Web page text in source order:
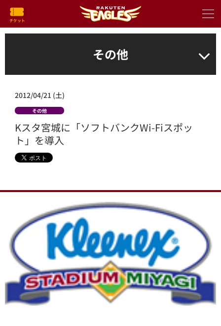
その他
2012/04/21 (土)
その他
Kスタ宮城に「ソフトバンクWi-Fiスポッ
ト」を導入